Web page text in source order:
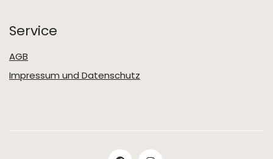
Service
AGB
Impressum und Datenschutz